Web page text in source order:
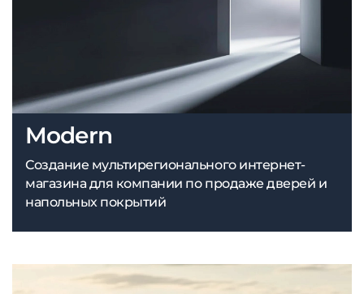
Modern
Создание мультирегионального интернет-
магазина для компании по продаже дверей и
напольных покрытий